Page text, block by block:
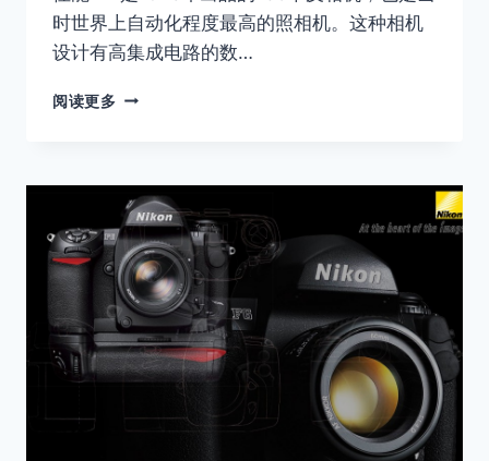
时世界上自动化程度最高的照相机。这种相机
设计有高集成电路的数…
阅读更多 CANON